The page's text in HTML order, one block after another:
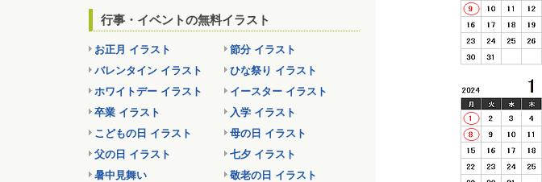
行事・イベントの無料イラスト
お正月 イラスト
節分 イラスト
バレンタイン イラスト
ひな祭り イラスト
ホワイトデー イラスト
イースター イラスト
卒業 イラスト
入学 イラスト
こどもの日 イラスト
母の日 イラスト
父の日 イラスト
七夕 イラスト
暑中見舞い
敬老の日 イラスト